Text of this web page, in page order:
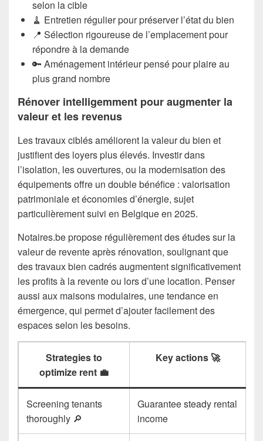
selon la cible
🧹 Entretien régulier pour préserver l’état du bien
📍 Sélection rigoureuse de l’emplacement pour
répondre à la demande
🔑 Aménagement intérieur pensé pour plaire au
plus grand nombre
Rénover intelligemment pour augmenter la
valeur et les revenus
Les travaux ciblés améliorent la valeur du bien et
justifient des loyers plus élevés. Investir dans
l’isolation, les ouvertures, ou la modernisation des
équipements offre un double bénéfice : valorisation
patrimoniale et économies d’énergie, sujet
particulièrement suivi en Belgique en 2025.
Notaires.be propose régulièrement des études sur la
valeur de revente après rénovation, soulignant que
des travaux bien cadrés augmentent significativement
les profits à la revente ou lors d’une location. Penser
aussi aux maisons modulaires, une tendance en
émergence, qui permet d’ajouter facilement des
espaces selon les besoins.
Strategies to
optimize rent 💼
Key actions 🚀
Screening tenants
thoroughly 🔎
Guarantee steady rental
income